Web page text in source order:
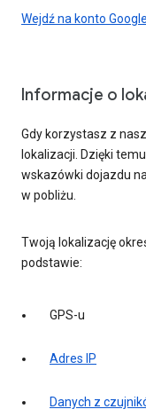
Wejdź na konto Google
Informacje o
Gdy korzystasz z
lokalizacji. Dzięki
wskazówki dojazdu
w pobliżu.
Twoją lokalizację
podstawie:
GPS-u
Adres IP
Danych z